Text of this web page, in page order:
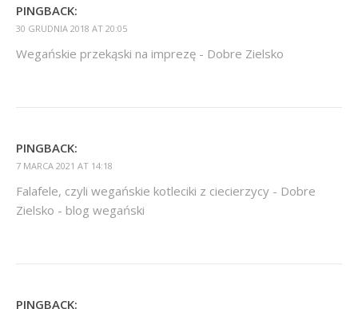
PINGBACK:
30 GRUDNIA 2018 AT 20:05
Wegańskie przekąski na imprezę - Dobre Zielsko
PINGBACK:
7 MARCA 2021 AT 14:18
Falafele, czyli wegańskie kotleciki z ciecierzycy - Dobre
Zielsko - blog wegański
PINGBACK: